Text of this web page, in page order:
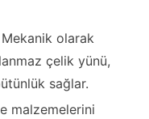
olarak
çelik yünü,
sağlar.
malzemelerini